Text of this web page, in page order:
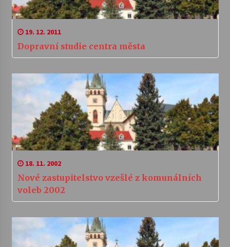
19. 12. 2011
Dopravní studie centra města
18. 11. 2002
Nové zastupitelstvo vzešlé z komunálních
voleb 2002